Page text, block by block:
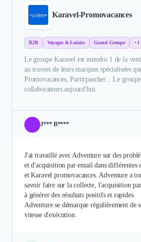
Karavel-Promovacances
B2B Voyages & Loisirs Grand Groupe +1
Le groupe Karavel est numéro 1 de la
au travers de leurs marques spécialisées
Promovacances, Partirpascher... Le
collaborateurs aujourd'hui.
J*** B****
J'ai travaillé avec Adventure sur des
et d'acquisition par email dans différentes
et Karavel promovacances. Adventure a
savoir faire sur la collecte, l'acquisition
à générer des résultats positifs et rapides.
Adventure se démarque régulièrement de
vitesse d'exécution.